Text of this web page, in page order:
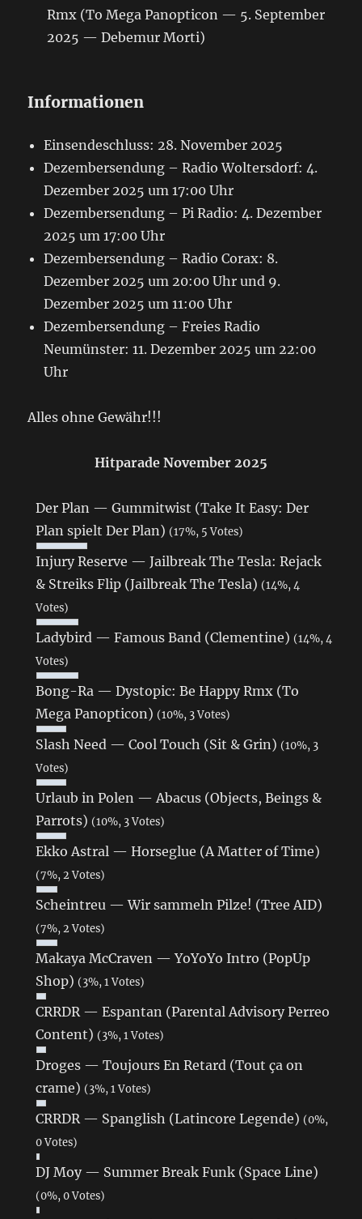
Rmx (To Mega Panopticon — 5. September
2025 — Debemur Morti)
Informationen
Einsendeschluss: 28. November 2025
Dezembersendung – Radio Woltersdorf: 4.
Dezember 2025 um 17:00 Uhr
Dezembersendung – Pi Radio: 4. Dezember
2025 um 17:00 Uhr
Dezembersendung – Radio Corax: 8.
Dezember 2025 um 20:00 Uhr und 9.
Dezember 2025 um 11:00 Uhr
Dezembersendung – Freies Radio
Neumünster: 11. Dezember 2025 um 22:00
Uhr
Alles ohne Gewähr!!!
Hitparade November 2025
Der Plan — Gummitwist (Take It Easy: Der
Plan spielt Der Plan) (17%, 5 Votes)
Injury Reserve — Jailbreak The Tesla: Rejack
& Streiks Flip (Jailbreak The Tesla) (14%, 4
Votes)
Ladybird — Famous Band (Clementine) (14%, 4
Votes)
Bong-Ra — Dystopic: Be Happy Rmx (To
Mega Panopticon) (10%, 3 Votes)
Slash Need — Cool Touch (Sit & Grin) (10%, 3
Votes)
Urlaub in Polen — Abacus (Objects, Beings &
Parrots) (10%, 3 Votes)
Ekko Astral — Horseglue (A Matter of Time)
(7%, 2 Votes)
Scheintreu — Wir sammeln Pilze! (Tree AID)
(7%, 2 Votes)
Makaya McCraven — YoYoYo Intro (PopUp
Shop) (3%, 1 Votes)
CRRDR — Espantan (Parental Advisory Perreo
Content) (3%, 1 Votes)
Droges — Toujours En Retard (Tout ça on
crame) (3%, 1 Votes)
CRRDR — Spanglish (Latincore Legende) (0%,
0 Votes)
DJ Moy — Summer Break Funk (Space Line)
(0%, 0 Votes)